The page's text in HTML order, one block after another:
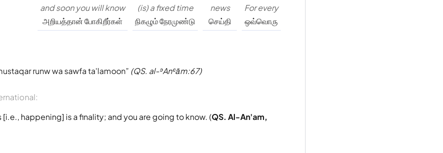
For every
ஒவ்வொரு
news
செய்தி
(is) a fixed time
நிகழும் நேரமுண்டு
and soon you will know
அறியத்தான் போகிறீர்கள்
runw wa sawfa ta'lamoon (QS. al-ʾAnʿām:67)
[i.e., happening] is a finality; and you are going to know. (QS. Al-An'am,